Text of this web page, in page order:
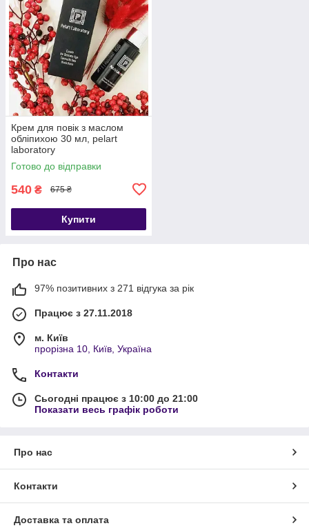
Крем для повік з маслом
обліпихою 30 мл, pelart
laboratory
Готово до відправки
540 ₴ 675 ₴
Купити
Про нас
97% позитивних з 271 відгука за рік
Працює з 27.11.2018
м. Київ
прорізна 10, Київ, Україна
Контакти
Сьогодні працює з 10:00 до 21:00
Показати весь графік роботи
Про нас
Контакти
Доставка та оплата